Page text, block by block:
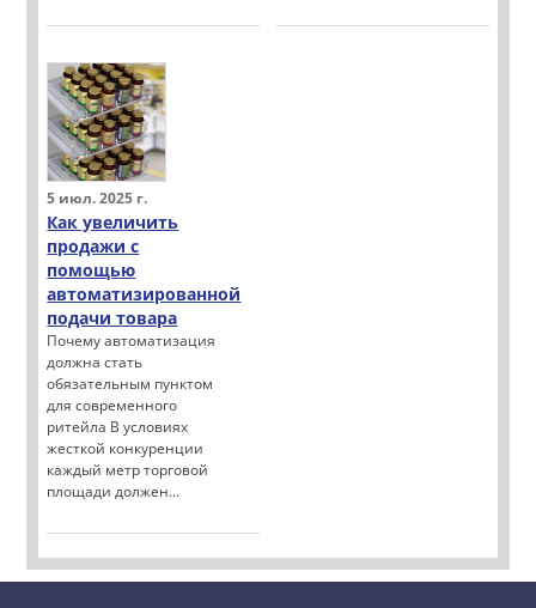
5 июл. 2025 г.
Как увеличить
продажи с
помощью
автоматизированной
подачи товара
Почему автоматизация
должна стать
обязательным пунктом
для современного
ритейла В условиях
жесткой конкуренции
каждый метр торговой
площади должен...